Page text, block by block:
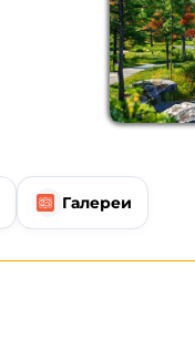
Галереи